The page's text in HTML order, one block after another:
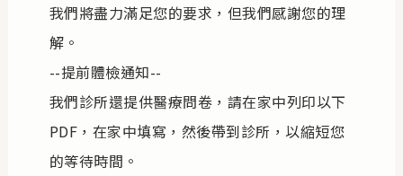
我們將盡力滿足您的要求，但我們感謝您的理
解。
--提前體檢通知--
我們診所還提供醫療問卷，請在家中列印以下
PDF，在家中填寫，然後帶到診所，以縮短您
的等待時間。